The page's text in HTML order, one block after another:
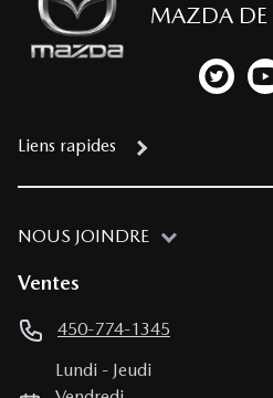
MAZDA DE
Lien
Liens rapides
NOUS JOINDRE
Ventes
450-774-1345
Lundi - Jeudi